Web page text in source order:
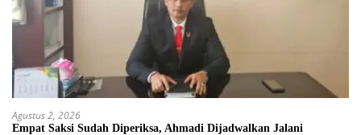
Agustus 2, 2026
Empat Saksi Sudah Diperiksa, Ahmadi Dijadwalkan Jalani